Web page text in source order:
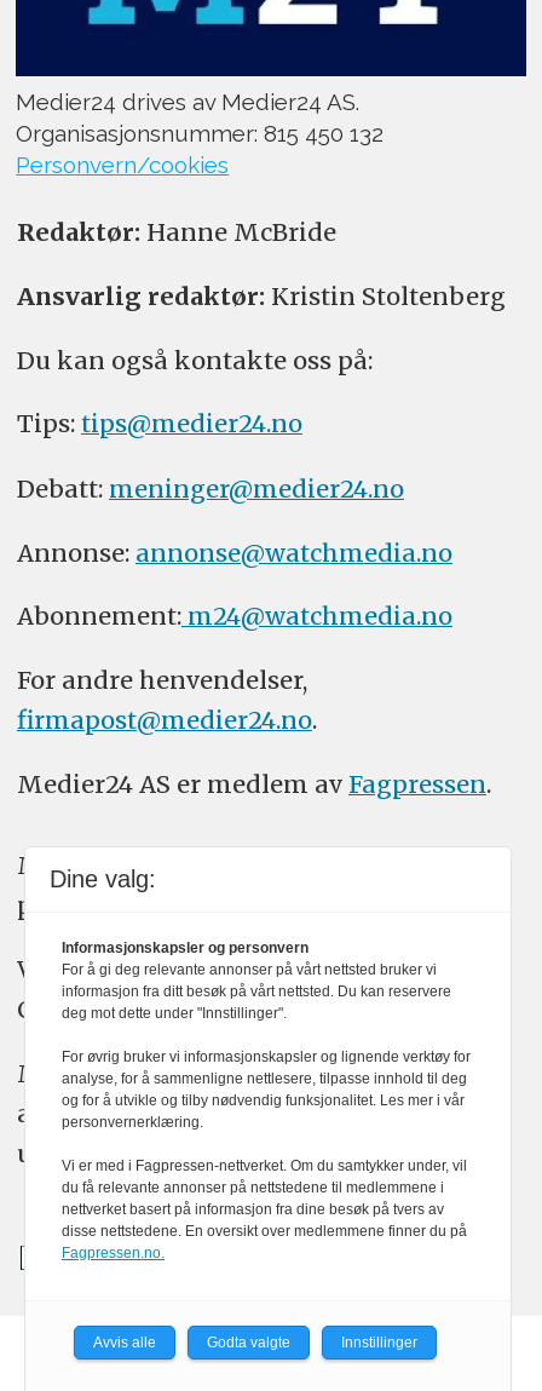
Medier24 drives av Medier24 AS.
Organisasjonsnummer: 815 450 132
Personvern/cookies
Redaktør: Hanne McBride
Ansvarlig redaktør: Kristin Stoltenberg
Du kan også kontakte oss på:
Tips: tips@medier24.no
Debatt: meninger@medier24.no
Annonse: annonse@watchmedia.no
Abonnement:m24@watchmedia.no
For andre henvendelser,
firmapost@medier24.no.
Medier24 AS er medlem av Fagpressen.
Medier24 arbeider etter Vær Varsom-
plakatens regler for god presseskikk.
Vi bruker KI-verktøy som ChatGPT,
Claude, og Gemini i journalistikken vår.
Medier24s redaksjon har alltid det fulle
ansvar for publisert innhold, med eller
uten bruk av kunstig intelligens.
Dine valg:
Informasjonskapsler og personvern
For å gi deg relevante annonser på vårt nettsted bruker vi
informasjon fra ditt besøk på vårt nettsted. Du kan reservere
deg mot dette under "Innstillinger".
For øvrig bruker vi informasjonskapsler og lignende verktøy for
analyse, for å sammenligne nettlesere, tilpasse innhold til deg
og for å utvikle og tilby nødvendig funksjonalitet. Les mer i vår
personvernerklæring.
Vi er med i Fagpressen-nettverket. Om du samtykker under, vil
du få relevante annonser på nettstedene til medlemmene i
nettverket basert på informasjon fra dine besøk på tvers av
disse nettstedene. En oversikt over medlemmene finner du på
Fagpressen.no.
Avvis alle Godta valgte Innstillinger